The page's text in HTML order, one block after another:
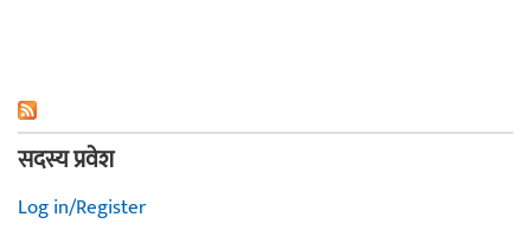
सदस्य प्रवेश
Log in/Register